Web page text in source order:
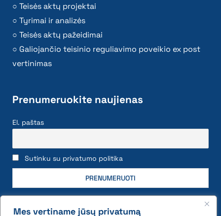
Mes vertiname jūsų privatumą
Teisės aktų projektai
Tyrimai ir analizės
Teisės aktų pažeidimai
Galiojančio teisinio reguliavimo poveikio ex post
vertinimas
Prenumeruokite naujienas
El. paštas
Sutinku su privatumo politika